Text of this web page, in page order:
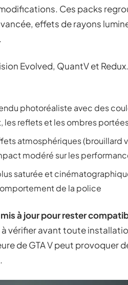
Ces packs
effets de rayons
Evolved, QuantV et
photoréaliste avec des
les reflets et les ombres
atmosphériques (brouillard
modéré sur les
saturée et
de la police
à jour pour rester
à vérifier avant toute
de GTA V peut provoquer